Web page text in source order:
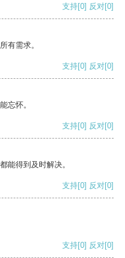
支持[0] 反对[0]
有需求。
支持[0] 反对[0]
忘怀。
支持[0] 反对[0]
能得到及时解决。
支持[0] 反对[0]
支持[0] 反对[0]